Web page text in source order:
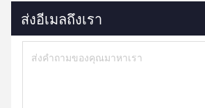
ส่งอีเมลถึงเรา